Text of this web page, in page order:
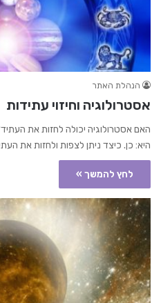
הנהלת האתר
אסטרולוגיה וחיזוי עתידות
האם אסטרולוגיה יכולה לחזות את
היא: כן. כיצד ניתן לצפות ולחזות את
לחץ להמשך »